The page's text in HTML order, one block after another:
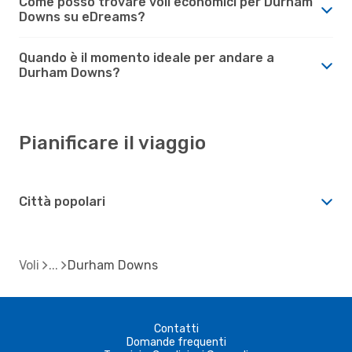
Downs su eDreams?
Quando è il momento ideale per andare a
Durham Downs?
Pianificare il viaggio
Città popolari
Voli Durham Downs
Contatti
Domande frequenti